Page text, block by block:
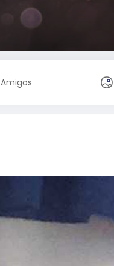
Amigos